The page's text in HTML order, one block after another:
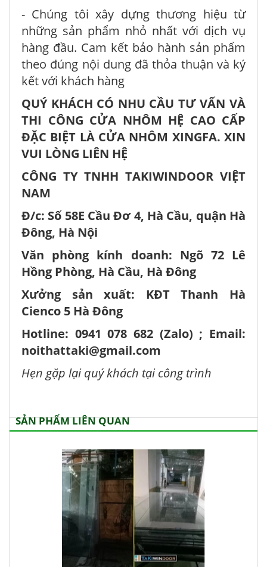
- Chúng tôi xây dựng thương hiệu từ
những sản phẩm nhỏ nhất với dịch vụ
hàng đầu. Cam kết bảo hành sản phẩm
theo đúng nội dung đã thỏa thuận và ký
kết với khách hàng
QUÝ KHÁCH CÓ NHU CẦU TƯ VẤN VÀ
THI CÔNG CỬA NHÔM HỆ CAO CẤP
ĐẶC BIỆT LÀ CỬA NHÔM XINGFA. XIN
VUI LÒNG LIÊN HỆ
CÔNG TY TNHH TAKIWINDOOR VIỆT
NAM
Đ/c: Số 58E Cầu Đơ 4, Hà Cầu, quận Hà
Đông, Hà Nội
Văn phòng kính doanh: Ngõ 72 Lê
Hồng Phòng, Hà Cầu, Hà Đông
Xưởng sản xuất: KĐT Thanh Hà
Cienco 5 Hà Đông
Hotline: 0941 078 682 (Zalo) ; Email:
noithattaki@gmail.com
Hẹn gặp lại quý khách tại công trình
SẢN PHẨM LIÊN QUAN